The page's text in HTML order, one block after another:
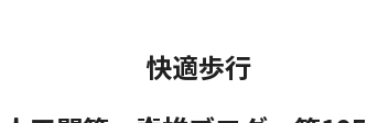
快適歩行